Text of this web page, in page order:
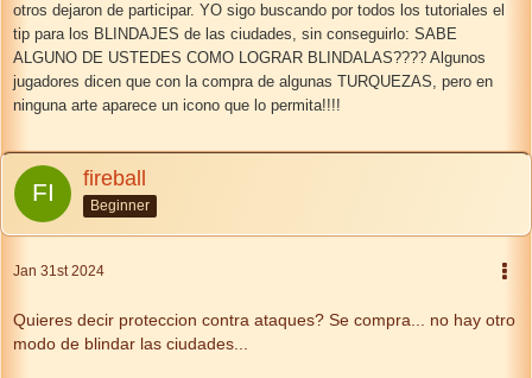
otros dejaron de participar. YO sigo buscando por todos los tutoriales el
tip para los BLINDAJES de las ciudades, sin conseguirlo: SABE
ALGUNO DE USTEDES COMO LOGRAR BLINDALAS???? Algunos
jugadores dicen que con la compra de algunas TURQUEZAS, pero en
ninguna arte aparece un icono que lo permita!!!!
fireball
Beginner
Jan 31st 2024
Quieres decir proteccion contra ataques? Se compra... no hay otro
modo de blindar las ciudades...